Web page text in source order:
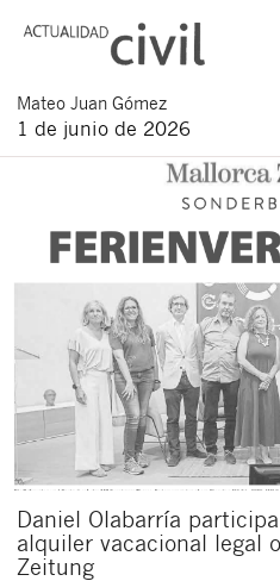
Mateo Juan Gómez
1 de junio de 2026
Daniel Olabarría
alquiler vacacional legal
Zeitung